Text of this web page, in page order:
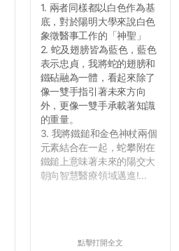
1. 兩者同樣都以白色作為基
底，對於陽明大學來說白色
象徵醫事工作的「神聖」
2. 蛇及翅膀皆為藍色，藍色
表示忠貞，我將蛇的翅膀和
鐵砧融為一體，看起來除了
像一雙手指引著未來方向
外，更像一雙手承載著知識
的重量。
3. 我將鐵鎚和金色神杖兩個
元素結合在一起，蛇攀附在
鐵鎚上意味著未來的陽交大
朝向智慧醫療領域邁進!...
點擊打開全文